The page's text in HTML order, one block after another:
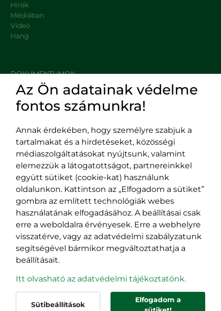
Hírek
Médiában
Videó
Hang
DOKUMENTUMOK
HASZNOS LINKEK
Impresszum
Adatvédelmi szabályzat
EPP program
400029 Kolozsvár,
Fürdő (Card. Iuliu Hossu) utca, 41.
szám
tel/fax:0723 250 321
email:office@rmdsz.ro
400489 Kolozsvár,
Majális utca, 60.
szám
tel/fax:0264 590 758
email:
office@rmdsz.ro
© rmdsz.ro 2026
Az Ön adatainak védelme
fontos számunkra!
Annak érdekében, hogy személyre szabjuk a
tartalmakat és a hirdetéseket, közösségi
médiaszolgáltatásokat nyújtsunk, valamint
elemezzük a látogatottságot, partnereinkkel
együtt sütiket (cookie-kat) használunk
oldalunkon. Kattintson az „Elfogadom a sütiket”
gombra az említett technológiák webes
használatának elfogadásához. A beállításai csak
erre a weboldalra érvényesek. Erre a webhelyre
visszatérve, vagy az adatvédelmi szabályzatunk
segítségével bármikor megváltoztathatja a
beállításait.
Itt olvasható az adatvédelmi tájékoztatónk.
Sütibeállítások
Elfogadom a